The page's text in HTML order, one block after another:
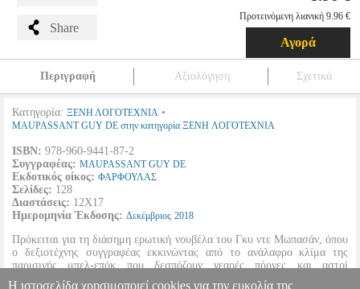
Share
Προτεινόμενη λιανική 9.96 €
Αγορά
Περιγραφή Αξιολόγηση Σχετικά
Κατηγορία: ΞΕΝΗ ΛΟΓΟΤΕΧΝΙΑ •
MAUPASSANT GUY DE στην κατηγορία ΞΕΝΗ ΛΟΓΟΤΕΧΝΙΑ
ISBN: 978-960-9441-87-2
Συγγραφέας: MAUPASSANT GUY DE
Εκδοτικός οίκος: ΦΑΡΦΟΥΛΑΣ
Σελίδες: 128
Διαστάσεις: 12Χ17
Ημερομηνία Έκδοσης: Δεκέμβριος 2018
Πρόκειται για τη διάσημη ερωτική νουβέλα του Γκυ ντε Μωπασάν, όπου
ο δεξιοτέχνης συγγραφέας εκκινώντας από το ανάλαφρο κλίμα της
παρισινής μπελ-επόκ που δεσπόζουν νεαρές πόρνες και αστοί
τυχοδιώκτες, κορυφώνει την ιστορία του μετερχόμενος σε καταστάσεις
Η ιστοσελίδα χρησιμοποιεί cookies για την ευκολία της